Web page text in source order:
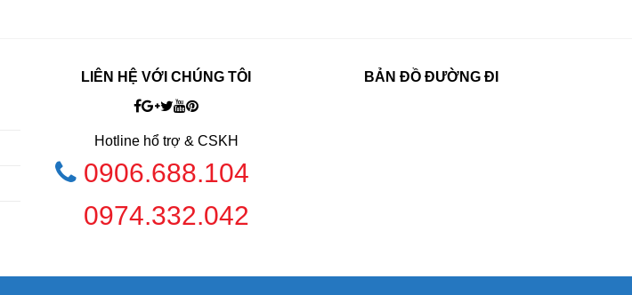
xuất các thiết bị chuyển đổi nguồn
ty lớn mạnh với 5 công ty thành viên
Co., Ltd., SuZhou MEAN WELL
LIÊN HỆ VỚI CHÚNG TÔI
Hotline hổ trợ & CSKH
0906.688.104
0974.332.042
BẢN ĐỒ ĐƯỜNG ĐI